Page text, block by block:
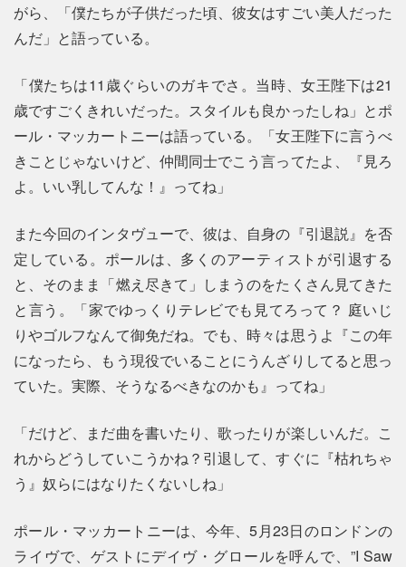
がら、「僕たちが子供だった頃、彼女はすごい美人だった
んだ」と語っている。
「僕たちは11歳ぐらいのガキでさ。当時、女王陛下は21
歳ですごくきれいだった。スタイルも良かったしね」とポ
ール・マッカートニーは語っている。「女王陛下に言うべ
きことじゃないけど、仲間同士でこう言ってたよ、『見ろ
よ。いい乳してんな！』ってね」
また今回のインタヴューで、彼は、自身の『引退説』を否
定している。ポールは、多くのアーティストが引退する
と、そのまま「燃え尽きて」しまうのをたくさん見てきた
と言う。「家でゆっくりテレビでも見てろって？ 庭いじ
りやゴルフなんて御免だね。でも、時々は思うよ『この年
になったら、もう現役でいることにうんざりしてると思っ
ていた。実際、そうなるべきなのかも』ってね」
「だけど、まだ曲を書いたり、歌ったりが楽しいんだ。こ
れからどうしていこうかね？引退して、すぐに『枯れちゃ
う』奴らにはなりたくないしね」
ポール・マッカートニーは、今年、5月23日のロンドンの
ライヴで、ゲストにデイヴ・グロールを呼んで、”I Saw